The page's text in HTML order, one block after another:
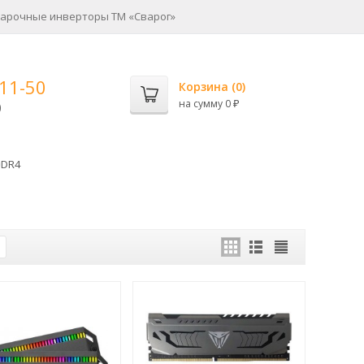
инверторы ТМ «Сварог»
50 Корзина (0)
на сумму 0 ₽